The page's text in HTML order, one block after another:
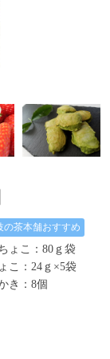
の茶本舗おすすめ
ょこ：80ｇ袋
こ：24ｇ×5袋
き：8個